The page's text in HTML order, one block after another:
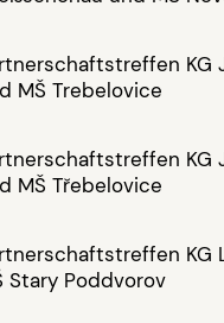
KG
MŠ Trebelovice
KG
MŠ Třebelovice
KG
Stary Poddvorov